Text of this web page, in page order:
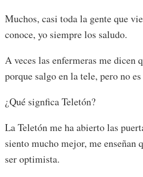
Muchos, casi toda la gente que
conoce, yo siempre los saludo.
A veces las enfermeras me dicen
porque salgo en la tele, pero no
¿Qué signfica Teletón?
La Teletón me ha abierto las
siento mucho mejor, me enseñan
ser optimista.